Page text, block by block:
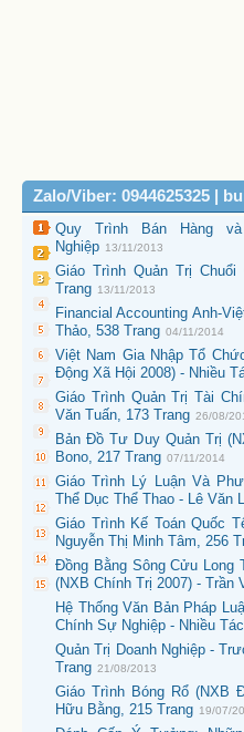
Zalo/Viber: 0944625325 |
Quy Trình Bán Hàng
Nghiệp 13/11/2013
Giáo Trình Quản Trị
Trang 13/11/2013
Financial Accounting Anh-
Thảo, 538 Trang 04/11/2014
Việt Nam Gia Nhập Tổ
Động Xã Hội 2008) - Nhiều
Giáo Trình Quản Trị Tài
Văn Tuấn, 173 Trang 26/08/
Bản Đồ Tư Duy Quản Trị
Bono, 217 Trang 07/11/2014
Giáo Trình Lý Luận Và
Thể Dục Thể Thao - Lê Văn
Giáo Trình Kế Toán Quốc
Nguyễn Thị Minh Tâm, 256
Đồng Bằng Sông Cửu Long
(NXB Chính Trị 2007) - Trần
Hệ Thống Văn Bản Pháp
Chính Sự Nghiệp - Nhiều
Quản Trị Doanh Nghiệp -
Trang 21/08/2013
Giáo Trình Bóng Rổ (NXB
Hữu Bằng, 215 Trang 19/07/